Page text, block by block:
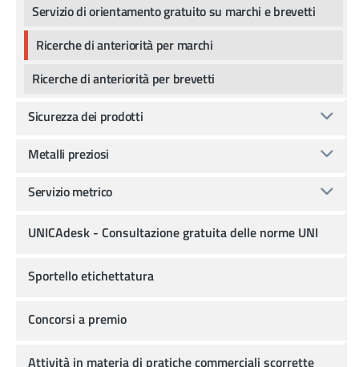
Servizio di orientamento gratuito su marchi e brevetti
Ricerche di anteriorità per marchi
Ricerche di anteriorità per brevetti
Sicurezza dei prodotti
Metalli preziosi
Servizio metrico
UNICAdesk - Consultazione gratuita delle norme UNI
Sportello etichettatura
Concorsi a premio
Attività in materia di pratiche commerciali scorrette